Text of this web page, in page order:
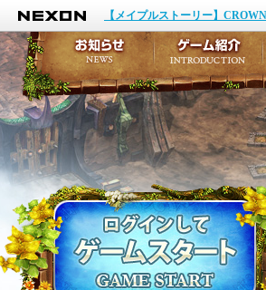
NEXON
【メイプルストーリー】
お知らせ
イベント
アップデート
メンテナンス